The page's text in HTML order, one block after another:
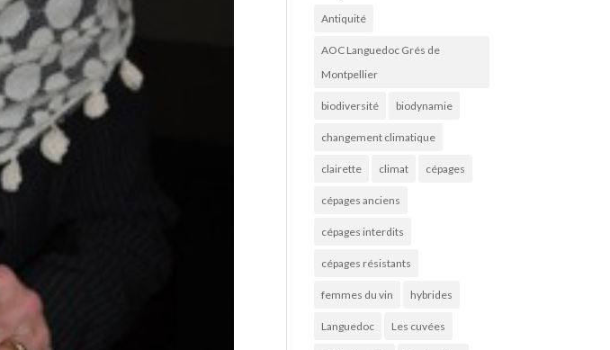
Antiquité
AOC Languedoc Grés de
Montpellier
biodiversité biodynamie
changement climatique
clairette climat cépages
cépages anciens
cépages interdits
cépages résistants
femmes du vin hybrides
Languedoc Les cuvées